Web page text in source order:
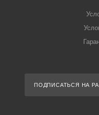
ПОДПИСАТЬСЯ НА